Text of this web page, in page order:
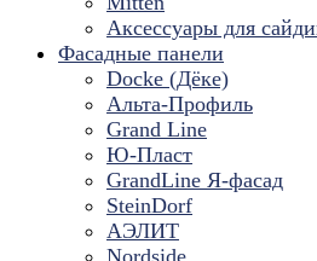
Аксессуары для
Фасадные панели
Docke (Дёке)
Альта-Профиль
Grand Line
Ю-Пласт
GrandLine Я-фасад
SteinDorf
АЭЛИТ
Nordside